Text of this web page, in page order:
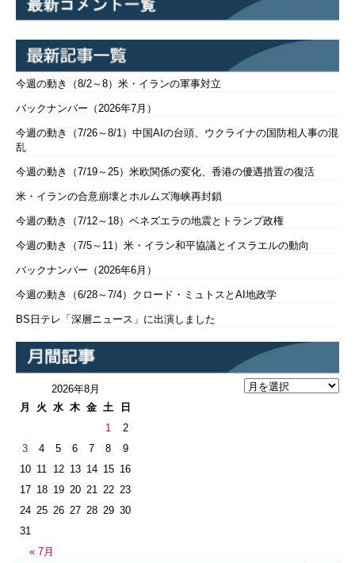
今週の動き（8/2～8）米・イランの軍事対立
バックナンバー（2026年7月）
今週の動き（7/26～8/1）中国AIの台頭、ウクライナの国防相人事の混
乱
今週の動き（7/19～25）米欧関係の変化、香港の優遇措置の復活
米・イランの合意崩壊とホルムズ海峡再封鎖
今週の動き（7/12～18）ベネズエラの地震とトランプ政権
今週の動き（7/5～11）米・イラン和平協議とイスラエルの動向
バックナンバー（2026年6月）
今週の動き（6/28～7/4）クロード・ミュトスとAI地政学
BS日テレ「深層ニュース」に出演しました
2026年8月
月
火 水 木 金 土 日
« 7月
1
2
3
4 5 6 7 8
9
10 11 12 13 14 15 16
17 18 19 20 21 22 23
24 25 26 27 28 29 30
31